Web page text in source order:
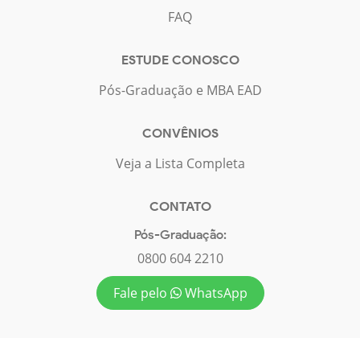
FAQ
ESTUDE CONOSCO
Pós-Graduação e MBA EAD
CONVÊNIOS
Veja a Lista Completa
CONTATO
Pós-Graduação:
0800 604 2210
Fale pelo
WhatsApp